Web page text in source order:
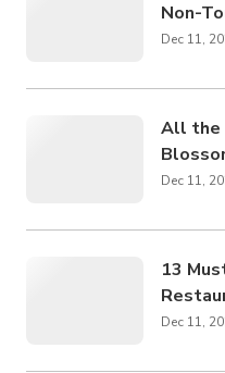
Non-
Dec 11,
All the
Dec 11,
13
Picks
Dec 11,